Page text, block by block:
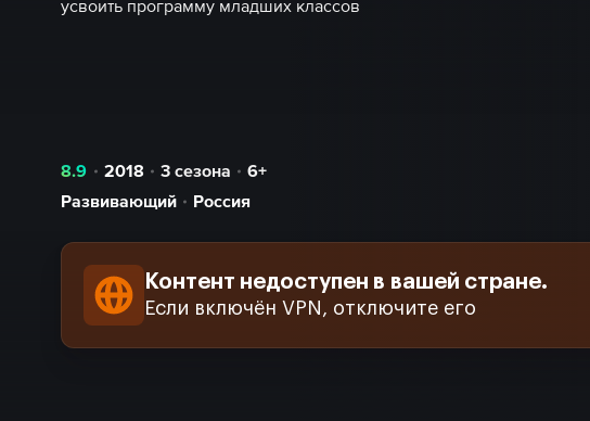
усвоить программу младших классов
8.9 2018 3 сезона
6+
Развивающий
Россия
Контент недоступен в вашей стране.
Если включён VPN, отключите его